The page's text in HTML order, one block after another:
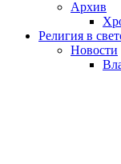
Архив
Религия в
Новости